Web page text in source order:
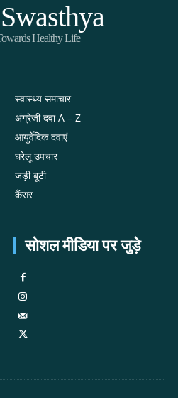
Healthy Life
स्वास्थ्य समाचार
अंग्रेजी दवा A – Z
आयुर्वेदिक दवाएं
घरेलू उपचार
जड़ी बूटी
कैंसर
सोशल मीडिया पर जुड़े